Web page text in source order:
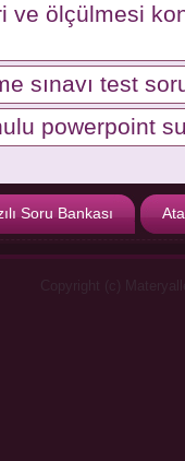
ve ölçülmesi
sınavı test
powerpoint
Soru Bankası